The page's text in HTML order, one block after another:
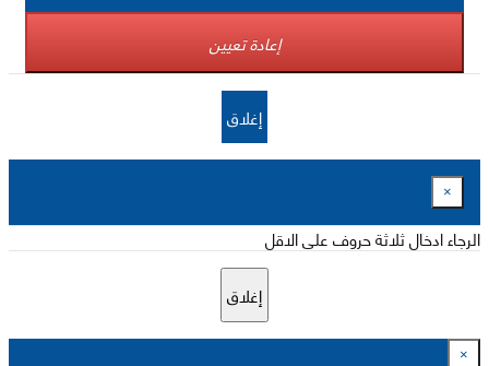
إعادة تعيين
إغلاق
×
الرجاء ادخال ثلاثة حروف على الاقل
إغلاق
×